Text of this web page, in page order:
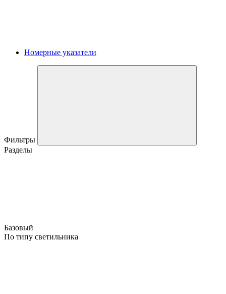
Номерные указатели
Фильтры
Разделы
Базовый
По типу светильника